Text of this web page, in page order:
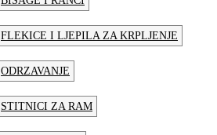
FLEKICE I LJEPILA ZA KRPLJENJE
ODRZAVANJE
STITNICI ZA RAM